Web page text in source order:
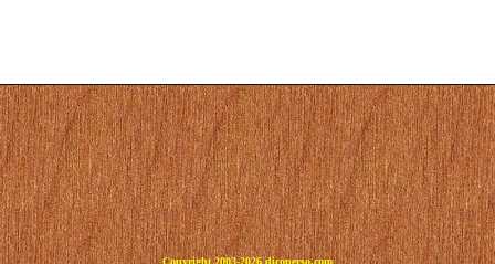
Copyright 2003-2026 dicoperso.com